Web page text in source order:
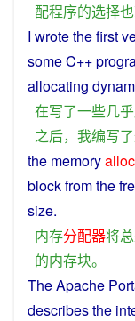
配程序的选择也
I wrotethefirst
someC++
allocating
在写了一些几乎
之后， 我编写了
the memory
blockfromthe
size.
内存分配器将
的内存块。
TheApache
describesthe